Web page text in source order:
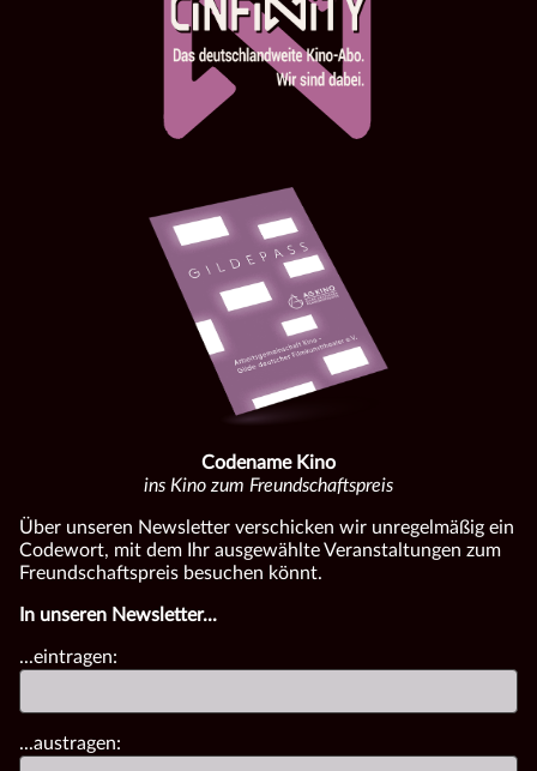
Codename Kino
ins Kino zum Freundschaftspreis
Über unseren Newsletter verschicken wir unregelmäßig ein
Codewort, mit dem Ihr ausgewählte Veranstaltungen zum
Freundschaftspreis besuchen könnt.
In unseren Newsletter...
...eintragen:
...austragen: